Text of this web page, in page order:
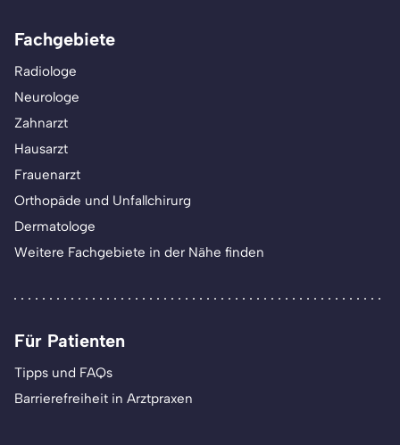
Fachgebiete
Radiologe
Neurologe
Zahnarzt
Hausarzt
Frauenarzt
Orthopäde und Unfallchirurg
Dermatologe
Weitere Fachgebiete in der Nähe finden
Für Patienten
Tipps und FAQs
Barrierefreiheit in Arztpraxen